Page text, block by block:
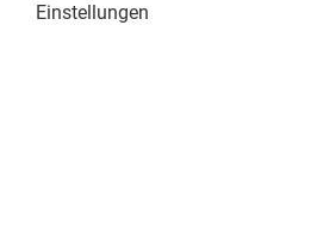
Einstellungen